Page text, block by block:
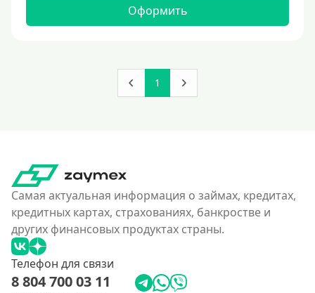
180000 руб
4500000 руб
500000 руб
550000 руб
600 тысяч
650000 руб
700000 руб
Оформить
1
Самая актуальная информация о займах, кредитах,
кредитных картах, страхованиях, банкростве и
других финансовых продуктах страны.
Телефон для связи
8 804 700 03 11